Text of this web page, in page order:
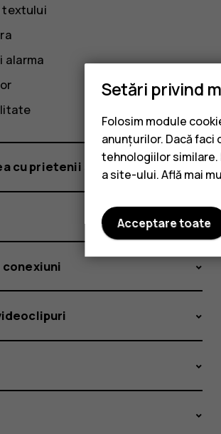
textului
alarma
cu prietenii și familia
Setări privind
Folosim module
anunțurilor. Dacă faci
tehnologiilor similare.
a site-ului. Află mai
Acceptare toate